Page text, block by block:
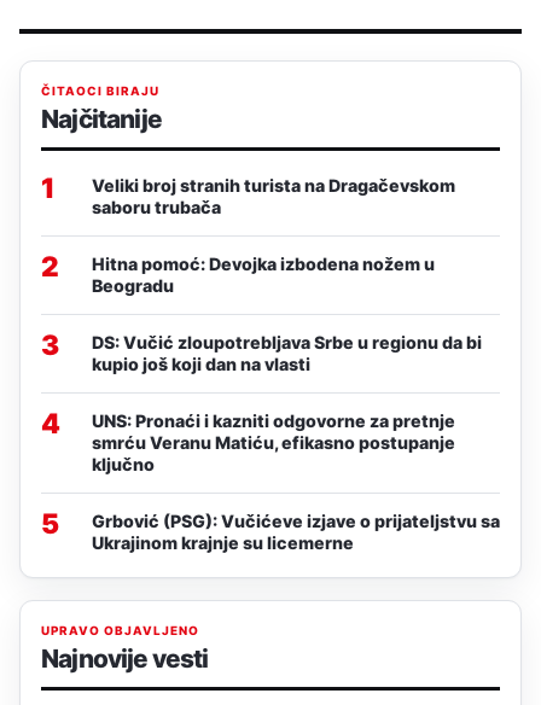
ČITAOCI BIRAJU
Najčitanije
1
Veliki broj stranih turista na Dragačevskom
saboru trubača
2
Hitna pomoć: Devojka izbodena nožem u
Beogradu
3
DS: Vučić zloupotrebljava Srbe u regionu da bi
kupio još koji dan na vlasti
4
UNS: Pronaći i kazniti odgovorne za pretnje
smrću Veranu Matiću, efikasno postupanje
ključno
5
Grbović (PSG): Vučićeve izjave o prijateljstvu sa
Ukrajinom krajnje su licemerne
UPRAVO OBJAVLJENO
Najnovije vesti